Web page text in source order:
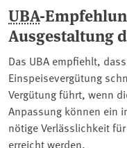
UBA-
Ausgestaltung
Das UBA empfiehlt,
Einspeisevergütung
Vergütung führt, wenn
Anpassung können ein
nötige Verlässlichkeit
erreicht werden.